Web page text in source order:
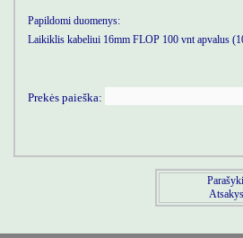
Papildomi duomenys:
Laikiklis kabeliui 16mm FLOP 100 vnt apvalus
Prekės paieška: